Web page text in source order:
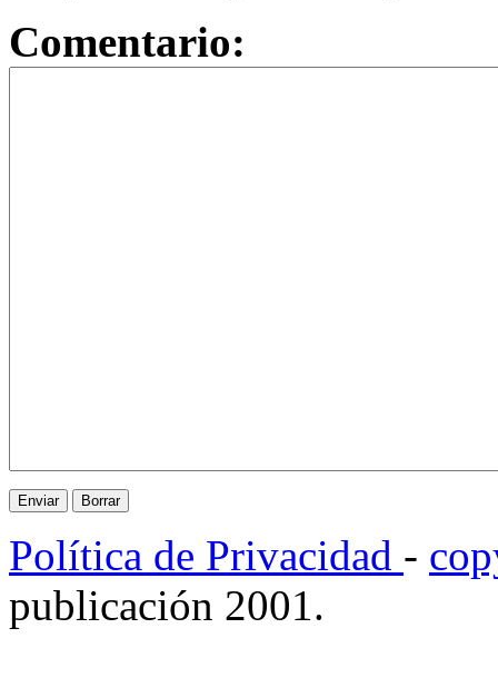
Comentario:
Política de Privacidad -
publicación 2001.